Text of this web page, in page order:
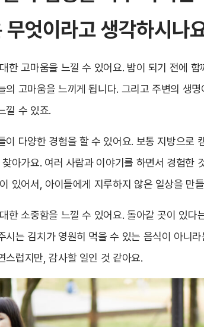
무엇이라고 생각하시나
한 고마움을 느낄 수 있어요. 밤이 되기 전에
의 고마움을 느끼게 됩니다. 그리고 주변의 생
낄 수 있죠.
이 다양한 경험을 할 수 있어요. 보통 지방으로
아가요. 여러 사람과 이야기를 하면서 경험한
있어서, 아이들에게 지루하지 않은 일상을 만
한 소중함을 느낄 수 있어요. 돌아갈 곳이 있다
시는 김치가 영원히 먹을 수 있는 음식이 아니
스럽지만, 감사할 일인 것 같아요.